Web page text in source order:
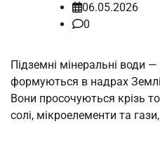
06.05.2026
0
Підземні мінеральні води
формуються в надрах
Вони просочуються крізь
солі, мікроелементи та гази,